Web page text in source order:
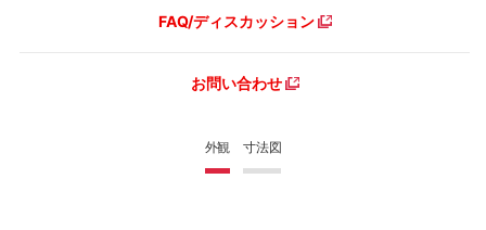
外観 寸法図
FAQ/ディスカッション
お問い合わせ